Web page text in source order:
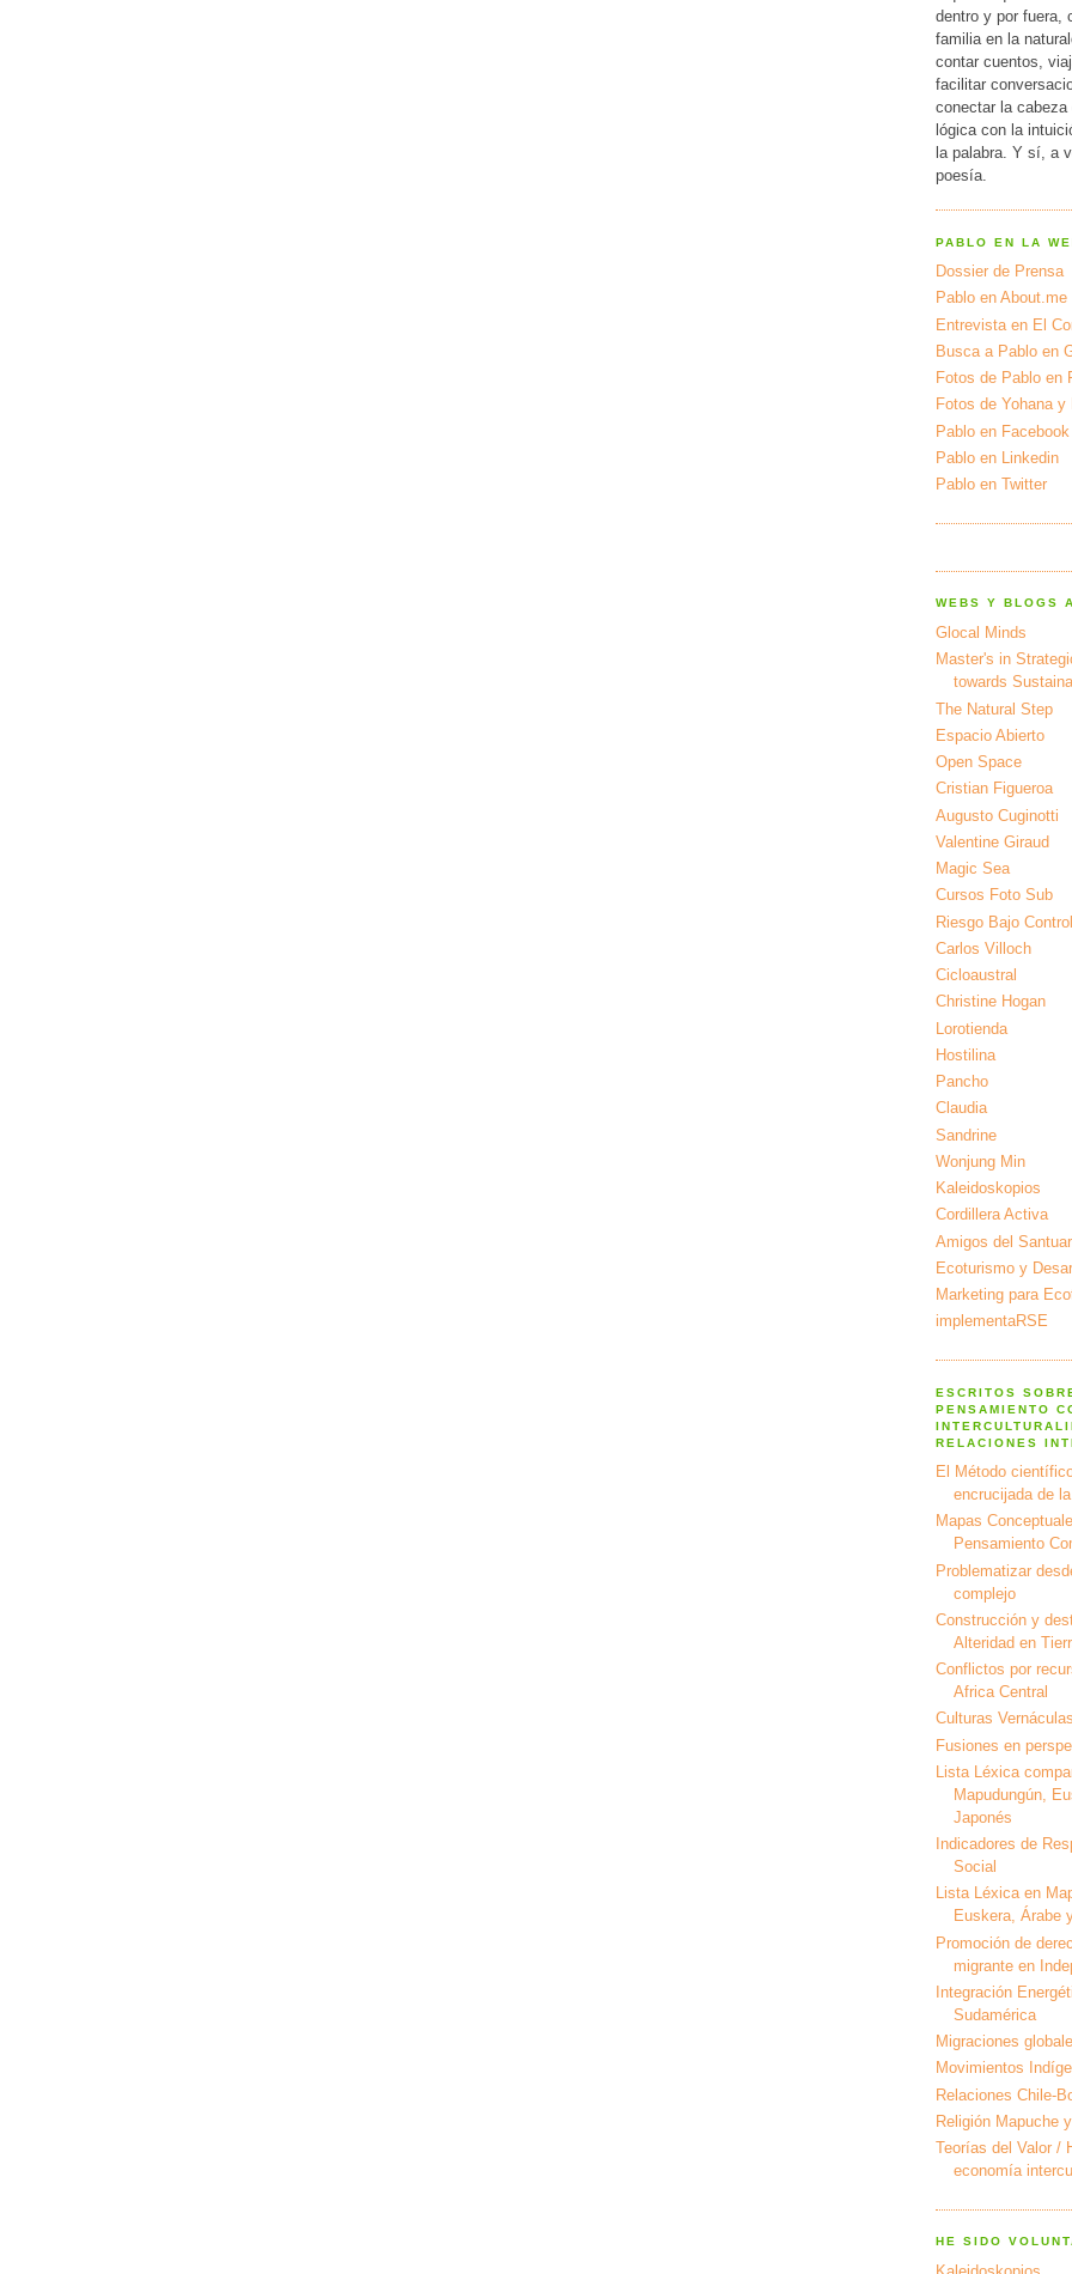
dentro y por fuera,
familia en la
contar cuentos,
facilitar
conectar la
lógica con la
la palabra. Y sí, a
poesía.
PABLO EN LA
Dossier de Prensa
Pablo en About.me
Entrevista en El
Busca a Pablo en
Fotos de Pablo en
Fotos de Yohana y
Pablo en Facebook
Pablo en Linkedin
Pablo en Twitter
WEBS Y BLOGS
Glocal Minds
Master's in
towards
The Natural Step
Espacio Abierto
Open Space
Cristian Figueroa
Augusto Cuginotti
Valentine Giraud
Magic Sea
Cursos Foto Sub
Riesgo Bajo Control
Carlos Villoch
Cicloaustral
Christine Hogan
Lorotienda
Hostilina
Pancho
Claudia
Sandrine
Wonjung Min
Kaleidoskopios
Cordillera Activa
Amigos del
Ecoturismo y
Marketing para
implementaRSE
ESCRITOS
PENSAMIENTO
RELACIONES
El Método
encrucijada de
Mapas
Pensamiento
Problematizar
complejo
Construcción y
Alteridad en
Conflictos por
Africa Central
Culturas
Fusiones en
Lista Léxica
Mapudungún,
Japonés
Indicadores de
Social
Lista Léxica en
Euskera, Árabe
Promoción de
migrante en
Integración
Sudamérica
Migraciones
Movimientos
Relaciones Chile-
Religión Mapuche
Teorías del Valor /
economía
HE SIDO